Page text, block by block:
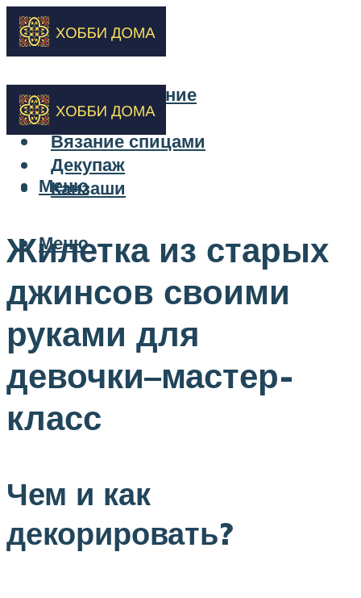
Бисероплетение
Вышивка
Вязание спицами
Декупаж
Канзаши
Меню
Меню
Жилетка из старых
джинсов своими
руками для
девочки–мастер-
класс
Чем и как
декорировать?